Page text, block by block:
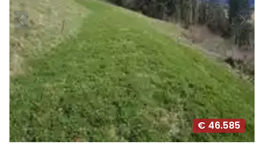
€ 46.585